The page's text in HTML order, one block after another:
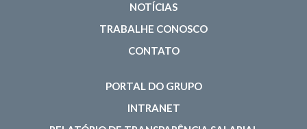
NOTÍCIAS
TRABALHE CONOSCO
CONTATO
PORTAL DO GRUPO
INTRANET